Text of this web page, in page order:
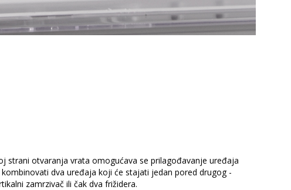
strani otvaranja vrata omogućava se prilagođavanje uređaja
dva uređaja koji će stajati jedan pored drugog -
zamrzivač ili čak dva frižidera.